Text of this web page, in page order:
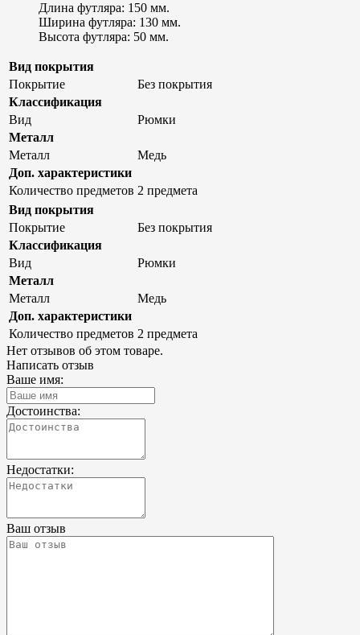
Длина футляра: 150 мм.
Ширина футляра: 130 мм.
Высота футляра: 50 мм.
Вид покрытия
Покрытие
Без покрытия
Классификация
Вид
Рюмки
Металл
Металл
Медь
Доп. характеристики
Количество предметов 2 предмета
Вид покрытия
Покрытие
Без покрытия
Классификация
Вид
Рюмки
Металл
Металл
Медь
Доп. характеристики
Количество предметов 2 предмета
Нет отзывов об этом товаре.
Написать отзыв
Ваше имя:
Достоинства:
Недостатки:
Ваш отзыв